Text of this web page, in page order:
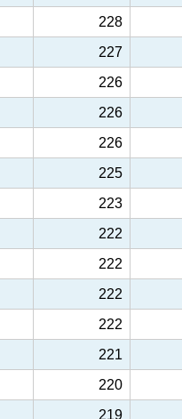
228
227
226
226
226
225
223
222
222
222
222
221
220
219